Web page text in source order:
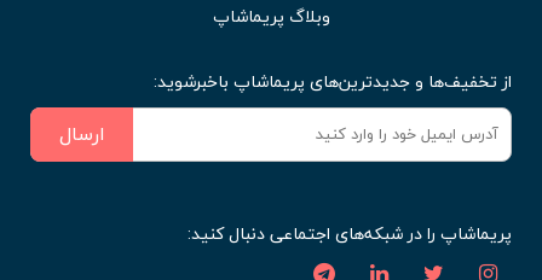
وبلاگ پریماشاپ
از تخفیف‌ها و جدیدترین‌های پریماشاپ باخبرشوید:
ارسال
پریماشاپ را در شبکه‌های اجتماعی دنبال کنید: